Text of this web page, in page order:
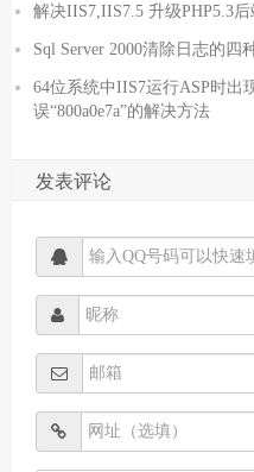
解决IIS7,IIS7.5 升级PHP5.3
Sql Server 2000清除日志的四
64位系统中IIS7运行ASP时出
误“800a0e7a”的解决方法
发表评论